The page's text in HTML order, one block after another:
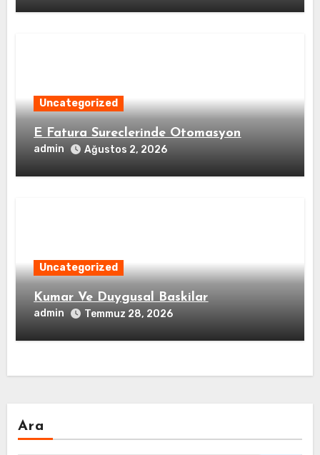
Uncategorized
E Fatura Sureclerinde Otomasyon
admin Ağustos 2, 2026
Uncategorized
Kumar Ve Duygusal Baskilar
admin Temmuz 28, 2026
Ara